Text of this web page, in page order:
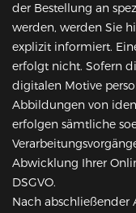
der Bestellung an
werden, werden Sie
explizit informiert.
erfolgt nicht. Sofern
digitalen Motive
Abbildungen von
erfolgen sämtliche
Abwicklung Ihrer
DSGVO.
Nach